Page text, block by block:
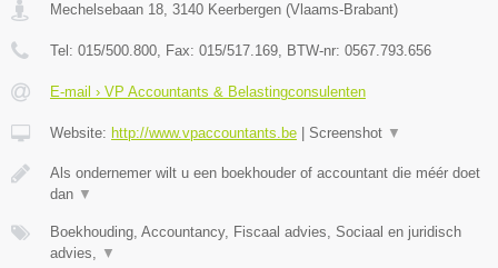
Mechelsebaan 18, 3140 Keerbergen (Vlaams-Brabant)
Tel: 015/500.800, Fax: 015/517.169, BTW-nr: 0567.793.656
E-mail › VP Accountants & Belastingconsulenten
Website: http://www.vpaccountants.be Screenshot ▼
Als ondernemer wilt u een boekhouder of accountant die méér doet
dan ▼
Boekhouding, Accountancy, Fiscaal advies, Sociaal en juridisch
advies, ▼